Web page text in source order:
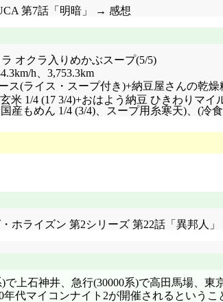
第7話「明暗」 → 感想
オクラ入りめかぶスープ(5/5)
h、3,753.3km
ス(ライス・スープ付き)+納豆屋さんの乾燥
米 1/4 (17 3/4)+おはよう納豆 ひきわりマ
産もめん 1/4 (3/4)、スープ用糸寒天)、(冷
ホライズン 第2シリーズ 第22話「異邦人
で上石神井、急行(30000系)で高田馬場、
代マイコンナイト2が開催されるというこ